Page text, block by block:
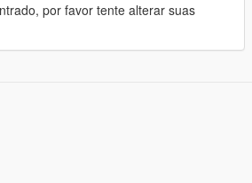
por favor tente alterar suas